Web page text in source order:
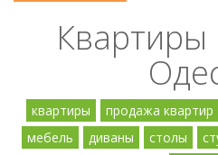
квартиры продажа квартир
мебель
диваны столы